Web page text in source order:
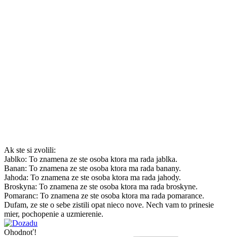
Ak ste si zvolili:
Jablko: To znamena ze ste osoba ktora ma rada jablka.
Banan: To znamena ze ste osoba ktora ma rada banany.
Jahoda: To znamena ze ste osoba ktora ma rada jahody.
Broskyna: To znamena ze ste osoba ktora ma rada broskyne.
Pomaranc: To znamena ze ste osoba ktora ma rada pomarance.
Dufam, ze ste o sebe zistili opat nieco nove. Nech vam to prinesie
mier, pochopenie a uzmierenie.
Ohodnoť!